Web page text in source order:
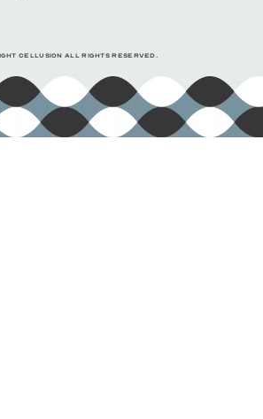
CELLUSION ALL RIGHTS RESERVED.